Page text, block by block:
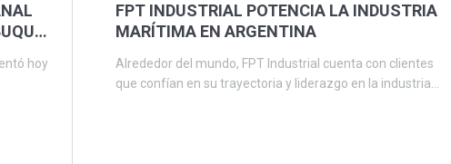
hoy
FPT INDUSTRIAL POTENCIA LA INDUSTRIA
MARÍTIMA EN ARGENTINA
Alrededor del mundo, FPT Industrial cuenta con clientes
que confían en su trayectoria y liderazgo en la industria...